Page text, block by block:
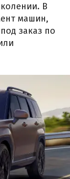
В
машин,
заказ по